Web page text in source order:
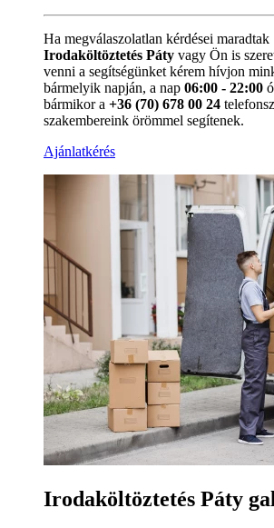
Ha megválaszolatlan kérdései maradtak
Irodaköltöztetés Páty vagy Ön is
venni a segítségünket kérem hívjon
bármelyik napján, a nap 06:00 - 22:00
bármikor a +36 (70) 678 00 24
szakembereink örömmel segítenek.
Ajánlatkérés
Irodaköltöztetés Páty